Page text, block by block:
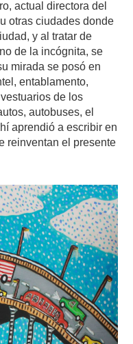
actual directora del
otras ciudades donde
y al tratar de
de la incógnita, se
mirada se posó en
entablamento,
de los
autobuses, el
aprendió a escribir en
reinventan el presente